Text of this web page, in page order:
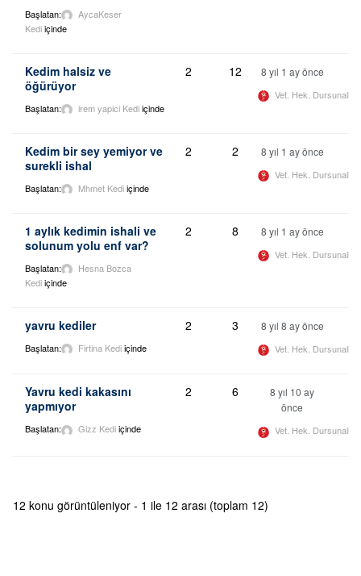
Başlatan:
AycaKeser
Kediiçinde
Kedim halsiz ve
öğürüyor
Başlatan: irem yapici Kediiçinde
2 12 8 yıl 1 ay önce
Vet. Hek. Dursunali
Kedim bir sey yemiyor ve
surekli ishal
Başlatan: Mhmet Kediiçinde
2 2 8 yıl 1 ay önce
Vet. Hek. Dursunali
1 aylık kedimin ishali ve
solunum yolu enf var?
Başlatan:
Hesna Bozca
Kediiçinde
2 8 8 yıl 1 ay önce
Vet. Hek. Dursunali
yavru kediler
Başlatan: Firtina Kediiçinde
2 3 8 yıl 8 ay önce
Vet. Hek. Dursunali
Yavru kedi kakasını
yapmıyor
Başlatan: Gizz Kediiçinde
2 6
8 yıl 10 ay
önce
Vet. Hek. Dursunali
12 konu görüntüleniyor - 1 ile 12 arası (toplam 12)